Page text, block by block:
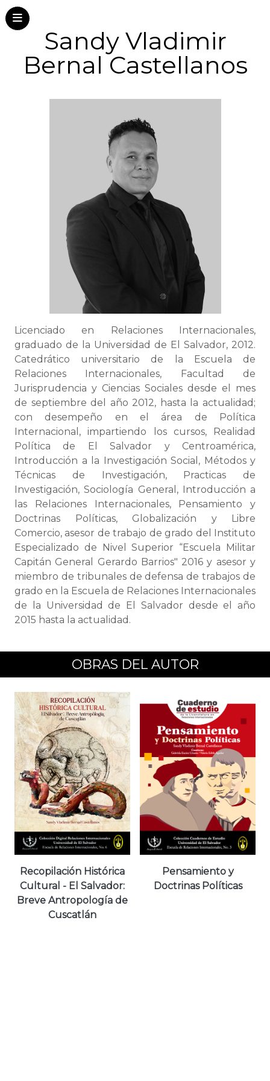
Sandy Vladimir
Bernal Castellanos
Licenciado en Relaciones Internacionales,
graduado de la Universidad de El Salvador, 2012.
Catedrático universitario de la Escuela de
Relaciones Internacionales, Facultad de
Jurisprudencia y Ciencias Sociales desde el mes
de septiembre del año 2012, hasta la actualidad;
con desempeño en el área de Política
Internacional, impartiendo los cursos, Realidad
Política de El Salvador y Centroamérica,
Introducción a la Investigación Social, Métodos y
Técnicas de Investigación, Practicas de
Investigación, Sociología General, Introducción a
las Relaciones Internacionales, Pensamiento y
Doctrinas Políticas, Globalización y Libre
Comercio, asesor de trabajo de grado del Instituto
Especializado de Nivel Superior “Escuela Militar
Capitán General Gerardo Barrios" 2016 y asesor y
miembro de tribunales de defensa de trabajos de
grado en la Escuela de Relaciones Internacionales
de la Universidad de El Salvador desde el año
2015 hasta la actualidad.
OBRAS DEL AUTOR
Recopilación Histórica
Cultural - El Salvador:
Breve Antropología de
Cuscatlán
Pensamiento y
Doctrinas Políticas